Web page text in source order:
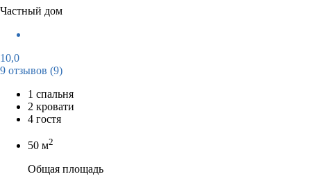
Частный дом
10,0
9 отзывов (9)
1 спальня
2 кровати
4 гостя
50 м2
Общая площадь